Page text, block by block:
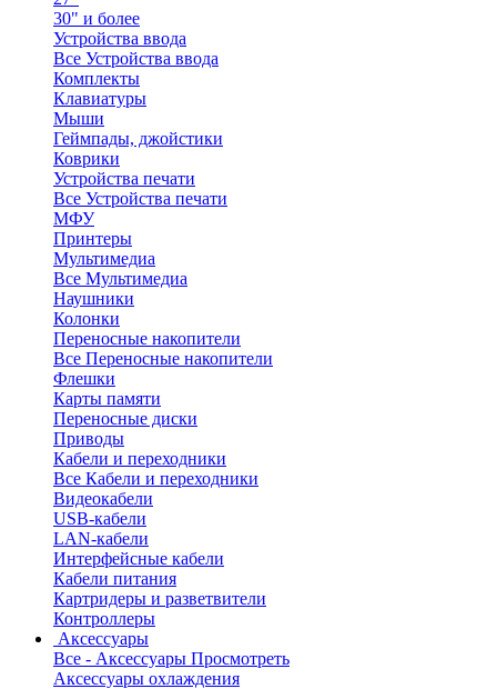
30" и более
Устройства ввода
Все Устройства ввода
Комплекты
Клавиатуры
Мыши
Геймпады, джойстики
Коврики
Устройства печати
Все Устройства печати
МФУ
Принтеры
Мультимедиа
Все Мультимедиа
Наушники
Колонки
Переносные накопители
Все Переносные накопители
Флешки
Карты памяти
Переносные диски
Приводы
Кабели и переходники
Все Кабели и переходники
Видеокабели
USB-кабели
LAN-кабели
Интерфейсные кабели
Кабели питания
Картридеры и разветвители
Контроллеры
Аксессуары
Все - Аксессуары Просмотреть
Аксессуары охлаждения